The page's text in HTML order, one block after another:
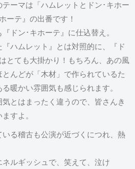
ーマは「ハムレットとドン･キホー
ーテ』の出番です！
ドン･キホーテ』に仕込替え。
ハムレット』とは対照的に、『ド
とても大掛かり！もちろん、あの風
んどが「木材」で作られているた
暖かい雰囲気も感じられます。
とはまったく違うので、皆さんき
すよ。
る稽古も公演が近づくにつれ、熱
ルギッシュで、笑えて、泣け